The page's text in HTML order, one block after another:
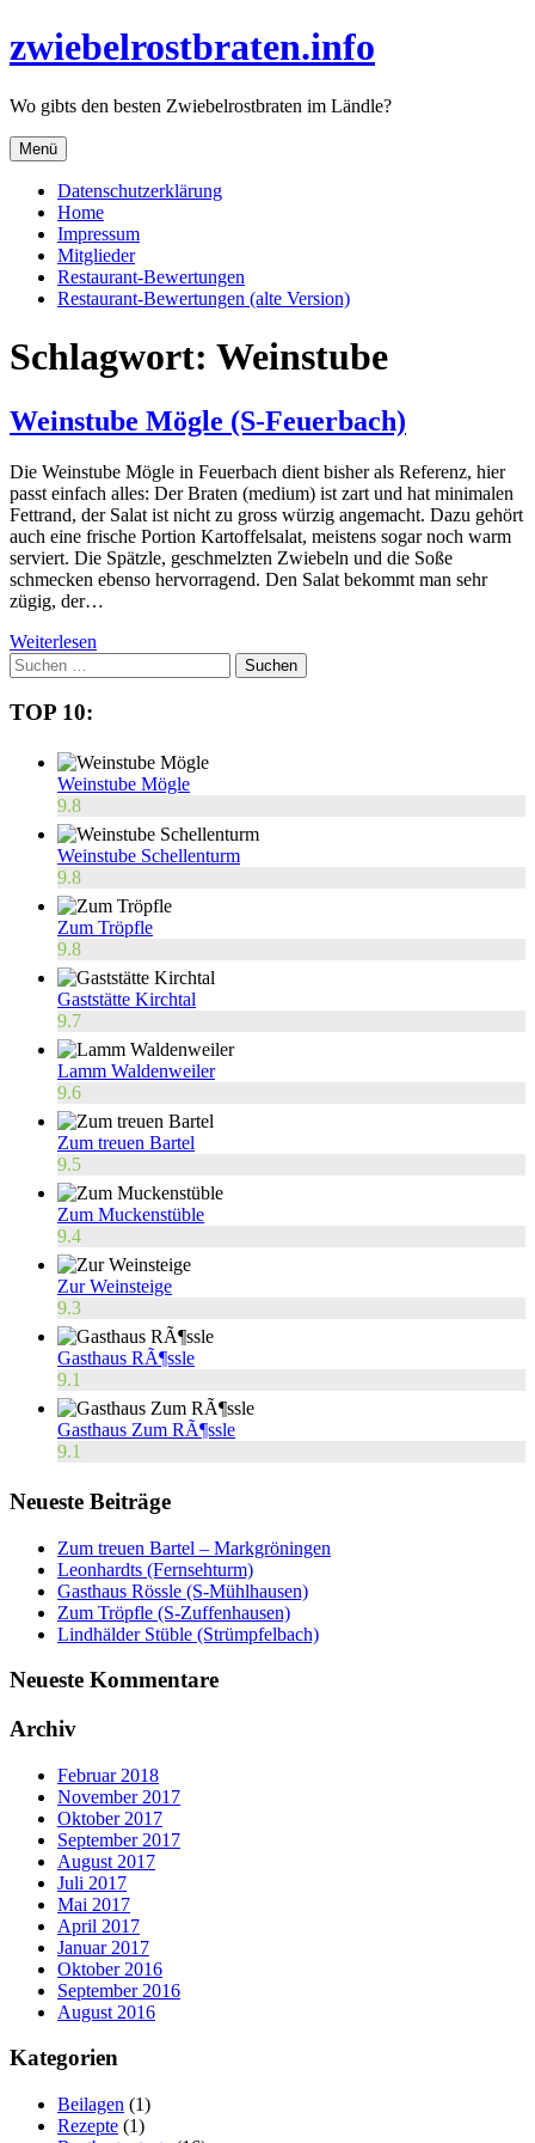
zum
zwiebelrostbraten.info
Wo gibts den besten Zwiebelrostbraten im Ländle?
Menü
Datenschutzerklärung
Home
Impressum
Mitglieder
Restaurant-Bewertungen
Restaurant-Bewertungen (alte Version)
Schlagwort: Weinstube
Weinstube Mögle (S-Feuerbach)
Die Weinstube Mögle in Feuerbach dient bisher als Referenz, hier
passt einfach alles: Der Braten (medium) ist zart und hat minimalen
Fettrand, der Salat ist nicht zu gross würzig angemacht. Dazu gehört
auch eine frische Portion Kartoffelsalat, meistens sogar noch warm
serviert. Die Spätzle, geschmelzten Zwiebeln und die Soße
schmecken ebenso hervorragend. Den Salat bekommt man sehr
zügig, der…
Weiterlesen
Suchen
nach:
TOP 10:
Weinstube Mögle
9.8
Weinstube Schellenturm
9.8
Zum Tröpfle
9.8
Gaststätte Kirchtal
9.7
Lamm Waldenweiler
9.6
Zum treuen Bartel
9.5
Zum Muckenstüble
9.4
Zur Weinsteige
9.3
Gasthaus RÃ¶ssle
9.1
Gasthaus Zum RÃ¶ssle
9.1
Neueste Beiträge
Zum treuen Bartel – Markgröningen
Leonhardts (Fernsehturm)
Gasthaus Rössle (S-Mühlhausen)
Zum Tröpfle (S-Zuffenhausen)
Lindhälder Stüble (Strümpfelbach)
Neueste Kommentare
Archiv
Februar 2018
November 2017
Oktober 2017
September 2017
August 2017
Juli 2017
Mai 2017
April 2017
Januar 2017
Oktober 2016
September 2016
August 2016
Kategorien
Beilagen (1)
Rezepte (1)